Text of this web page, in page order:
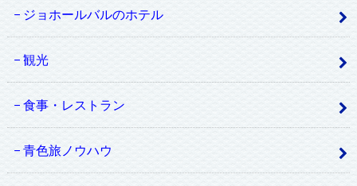
ジョホールバルのホテル
観光
食事・レストラン
青色旅ノウハウ